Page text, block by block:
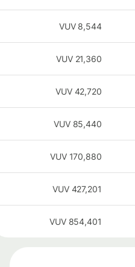
8,544
VUV
21,360
VUV
42,720
VUV
85,440
VUV
170,880
VUV
427,201
VUV
854,401
VUV